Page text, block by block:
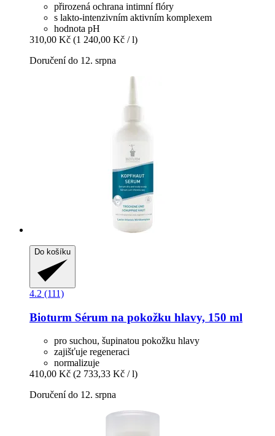
přirozená ochrana intimní flóry
s lakto-intenzivním aktivním komplexem
hodnota pH
310,00 Kč (1 240,00 Kč / l)
Doručení do 12. srpna
Do košíku
4.2 (111)
Bioturm Sérum na pokožku hlavy, 150 ml
pro suchou, šupinatou pokožku hlavy
zajišťuje regeneraci
normalizuje
410,00 Kč (2 733,33 Kč / l)
Doručení do 12. srpna